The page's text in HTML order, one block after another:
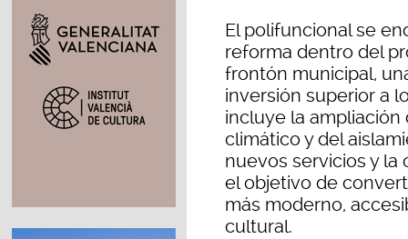
El polifuncional se
reforma dentro del
frontón municipal,
inversión superior a
incluye la
climático y del
nuevos servicios y la
el objetivo de
más moderno,
cultural.